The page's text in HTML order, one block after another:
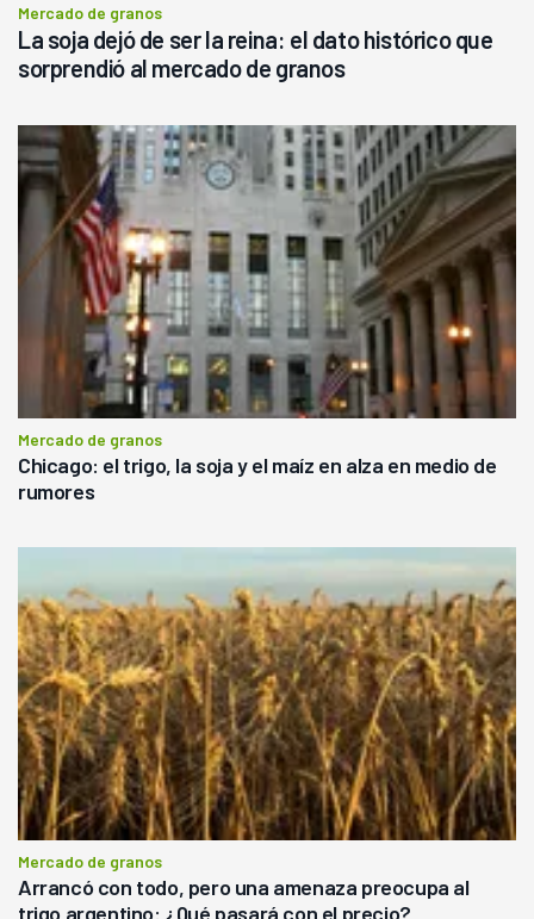
Mercado de granos
La soja dejó de ser la reina: el dato histórico que
sorprendió al mercado de granos
Mercado de granos
Chicago: el trigo, la soja y el maíz en alza en medio de
rumores
Mercado de granos
Arrancó con todo, pero una amenaza preocupa al
trigo argentino: ¿Qué pasará con el precio?